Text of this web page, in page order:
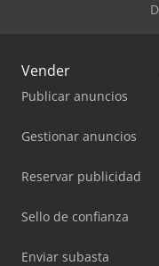
Vender
Publicar anuncios
Gestionar anuncios
Reservar publicidad
Sello de confianza
Enviar subasta